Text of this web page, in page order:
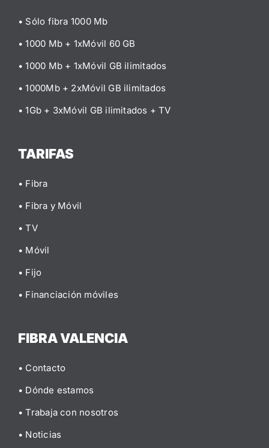
• Sólo fibra 1000 Mb
• 1000 Mb + 1xMóvil 60 GB
• 1000 Mb + 1xMóvil GB ilimitados
• 1000Mb + 2xMóvil GB ilimitados
• 1Gb + 3xMóvil GB ilimitados + TV
TARIFAS
• Fibra
• Fibra y Móvil
• TV
• Móvil
• Fijo
• Financiación móviles
FIBRA VALENCIA
• Contacto
• Dónde estamos
• Trabaja con nosotros
• Noticias